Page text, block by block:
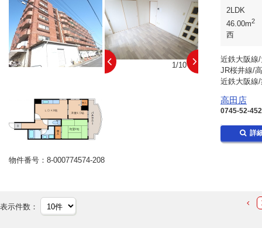
1/10
10/10
物件番号：8-000774574-208
2LDK
46.00m2
西
近鉄大阪線
JR桜井線/
近鉄大阪線
高田店
0745-52-
詳
表示件数：